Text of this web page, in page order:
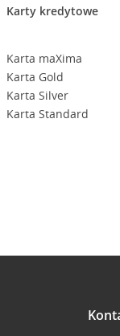
Karty kredytowe
Karta maXima
Karta Gold
Karta Silver
Karta Standard